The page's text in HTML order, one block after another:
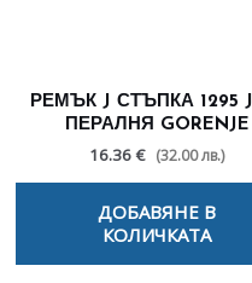
РЕМЪК J СТЪПКА 1295
ПЕРАЛНЯ GORENJE
16.36 € (32.00 лв.)
ДОБАВЯНЕ В
КОЛИЧКАТА